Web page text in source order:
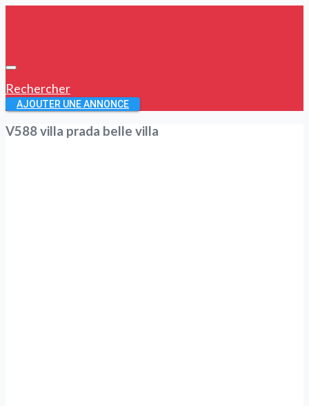
Rechercher
AJOUTER UNE ANNONCE
V588 villa prada belle villa